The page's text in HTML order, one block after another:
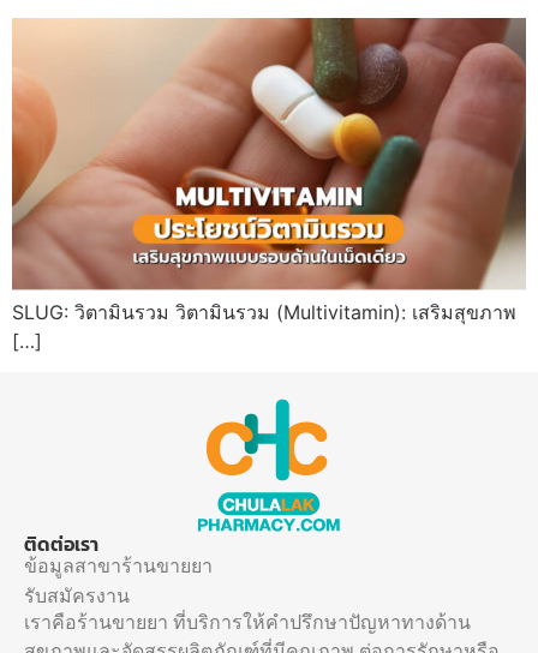
SLUG: วิตามินรวม วิตามินรวม (Multivitamin): เสริมสุขภาพ
[…]
ติดต่อเรา
ข้อมูลสาขาร้านขายยา
รับสมัครงาน
เราคือร้านขายยา ที่บริการให้คำปรึกษาปัญหาทางด้าน